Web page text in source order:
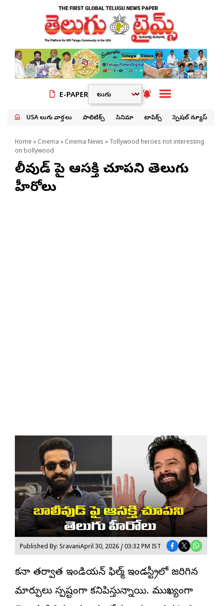
E-PAPER
USA తెలుగు వార్తలు పాలిటిక్స్ సినిమా టాపిక్స్ స్పెషల్ న్యూస్
Home » Cinema » Cinema News » Tollywood heroes not interesting
on bollywood
బాలీవుడ్ పై ఆస‌క్తి చూప‌ని తెలుగు
హీరోలు
Published By: SravaniApril 30, 2026 / 03:32 PM IST
క‌రోనా త‌ర్వాత ఇండియ‌న్ ఫిల్మ్ ఇండ‌స్ట్రీలో జరిగిన
మార్పులు స్పష్టంగా కనిపిస్తున్నాయి. ముఖ్యంగా